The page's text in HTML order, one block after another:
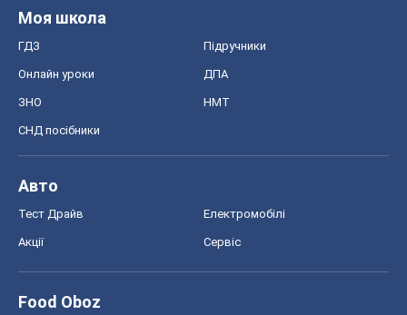
Моя школа
ГДЗ Підручники
Онлайн уроки ДПА
ЗНО НМТ
СНД посібники
Авто
Тест Драйв Електромобілі
Акції Сервіс
Food Oboz